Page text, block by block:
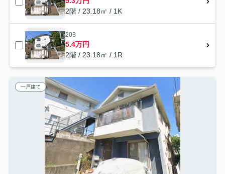
2階 / 23.18㎡ / 1K
203
5.4万円
2階 / 23.18㎡ / 1R
一戸建て